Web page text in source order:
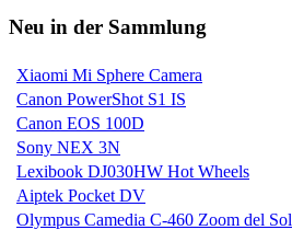
Neu in der Sammlung
Xiaomi Mi Sphere Camera
Canon PowerShot S1 IS
Canon EOS 100D
Sony NEX 3N
Lexibook DJ030HW Hot Wheels
Aiptek Pocket DV
Olympus Camedia C-460 Zoom del Sol